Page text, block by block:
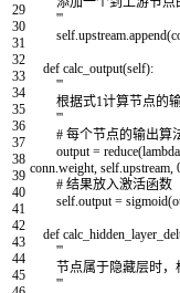
29
30
31
32
33
34
35
36
37
38
39
40
41
42
43
44
45
'''
self.upstream.append(
def calc_output(self):
'''
根据式1计算节点的
'''
# 每个节点的输出算
output = reduce(lambda
conn.weight, self.upstream,
# 结果放入激活函数
self.output = sigmoid(
def
'''
节点属于隐藏层时，
'''